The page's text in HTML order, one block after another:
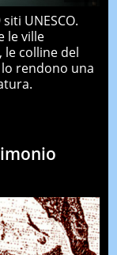
UNESCO.
le ville
le colline del
rendono una